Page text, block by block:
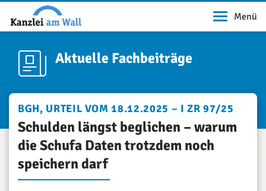
Menü
Aktuelle Fachbeiträge
BGH, URTEIL VOM 18.12.2025 – I ZR 97/25
Schulden längst beglichen – warum
die Schufa Daten trotzdem noch
speichern darf